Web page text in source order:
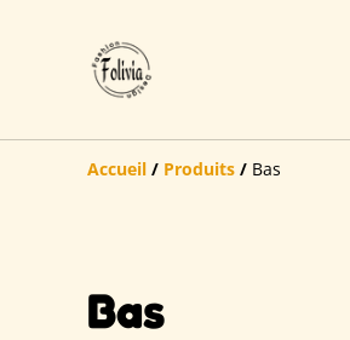
Accueil / Produits / Bas
Bas